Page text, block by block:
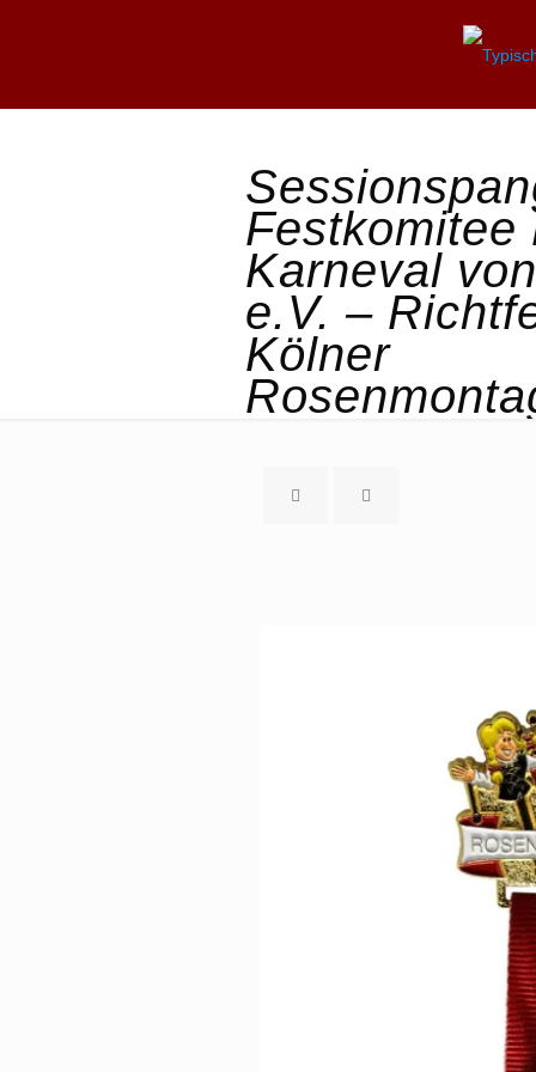
Festkomitee
Karneval
e.V. –
Kölner